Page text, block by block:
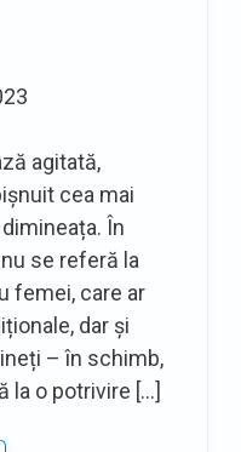
agitată,
cea mai
În
se referă la
femei, care ar
dar și
– în schimb,
la o potrivire […]